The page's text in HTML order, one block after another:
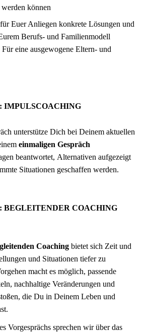
können
Euer Anliegen konkrete Lösungen und
Berufs- und Familienmodell
eine ausgewogene Eltern- und
IMPULSCOACHING
unterstütze Dich bei Deinem aktuellen
einmaligen Gespräch
beantwortet, Alternativen aufgezeigt
Situationen geschaffen werden.
BEGLEITENDER COACHING
Coachingbietet sich Zeit und
und Situationen tiefer zu
macht es möglich, passende
nachhaltige Veränderungen und
die Du in Deinem Leben und
Vorgesprächs sprechen wir über das